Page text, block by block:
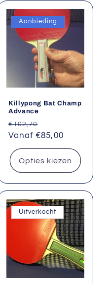
Aanbieding
Killypong Bat Champ
Advance
Normale
prijs
€102,70
Vanaf €85,00
Opties kiezen
Uitverkocht